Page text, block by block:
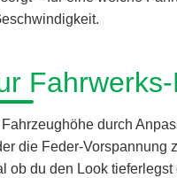
durch
die Feder-Vorspannung
ob du den Look tieferlegst